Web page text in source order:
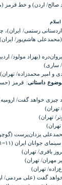
صالح/ اردن) و خط قرمز
رستمی/ ایران)،
(محمدعلی هاشم‌پور/ ایران).
(بهزاد مولود/
ساری)
امیر محمدزاده/ تهران)
داستانی: قرمز
چیزی خواهد گفت/
تهران)
تهران)
یزدان‌پرست
جوانان ایران (۱۱=۱+ ۱)
باقری/ تهران)
مهران/ تهران)
تهران)
گفت (علی مردمی/